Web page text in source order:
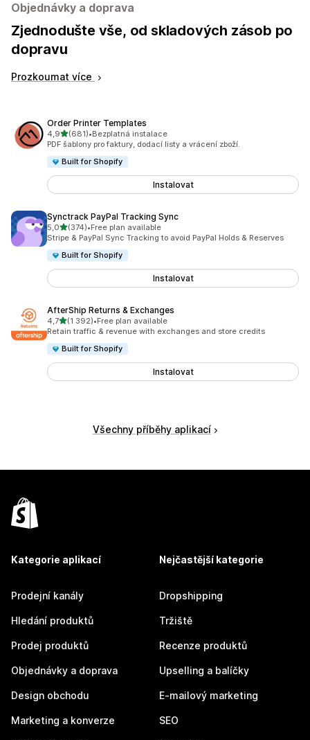
Objednávky a doprava
Zjednodušte vše, od skladových zásob po
dopravu
Prozkoumat více
Order Printer Templates
4,9z 5 hvězd
(681)
Celkový počet recenzí: 681
•Bezplatná instalace
PDF šablony pro faktury, dodací listy a vrácení zboží.
Built for Shopify
Instalovat
Synctrack PayPal Tracking Sync
5,0z 5 hvězd
(374)
Celkový počet recenzí: 374
•Free plan available
Stripe & PayPal Sync Tracking to avoid PayPal Holds & Reserves
Built for Shopify
Instalovat
AfterShip Returns & Exchanges
4,7z 5 hvězd
(1 392)
Celkový počet recenzí: 1392
•Free plan available
Retain traffic & revenue with exchanges and store credits
Built for Shopify
Instalovat
Všechny příběhy aplikací
Kategorie aplikací
Prodejní kanály
Hledání produktů
Prodej produktů
Objednávky a doprava
Design obchodu
Marketing a konverze
Nejčastější kategorie
Dropshipping
Tržiště
Recenze produktů
Upselling a balíčky
E-mailový marketing
SEO